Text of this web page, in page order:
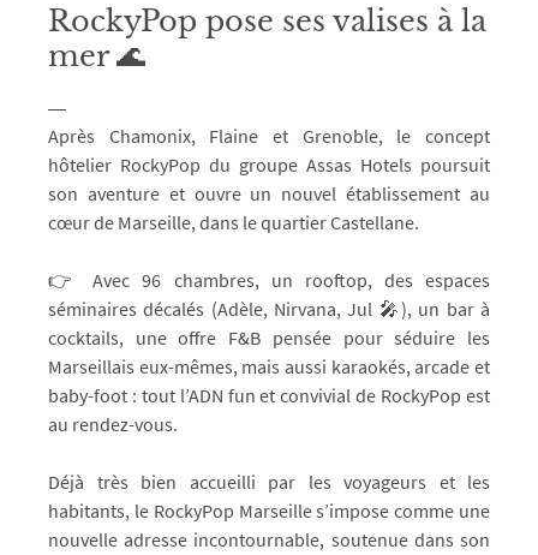
RockyPop pose ses valises à la
mer 🌊
Après Chamonix, Flaine et Grenoble, le concept
hôtelier RockyPop du groupe Assas Hotels poursuit
son aventure et ouvre un nouvel établissement au
cœur de Marseille, dans le quartier Castellane.
👉 Avec 96 chambres, un rooftop, des espaces
séminaires décalés (Adèle, Nirvana, Jul 🎤), un bar à
cocktails, une offre F&B pensée pour séduire les
Marseillais eux-mêmes, mais aussi karaokés, arcade et
baby-foot : tout l’ADN fun et convivial de RockyPop est
au rendez-vous.
Déjà très bien accueilli par les voyageurs et les
habitants, le RockyPop Marseille s’impose comme une
nouvelle adresse incontournable, soutenue dans son